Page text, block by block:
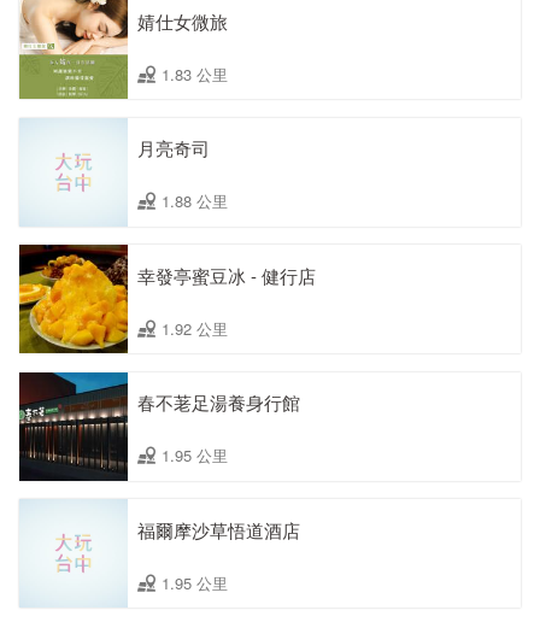
婧仕女微旅
1.83 公里
月亮奇司
1.88 公里
幸發亭蜜豆冰 - 健行店
1.92 公里
春不荖足湯養身行館
1.95 公里
福爾摩沙草悟道酒店
1.95 公里